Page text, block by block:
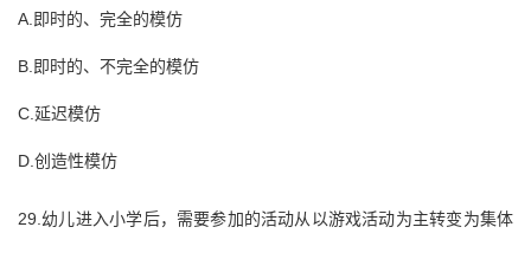
A.即时的、完全的模仿
B.即时的、不完全的模仿
C.延迟模仿
D.创造性模仿
29.幼儿进入小学后，需要参加的活动从以游戏活动为主转变为集体